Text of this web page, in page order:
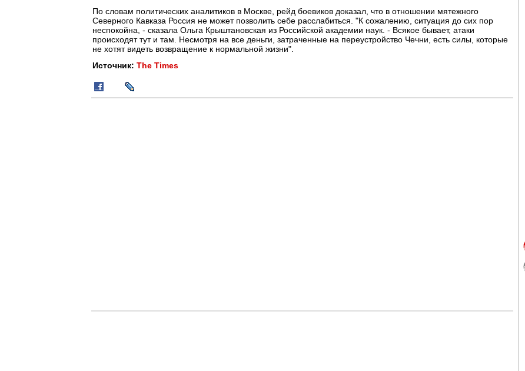
По словам политических аналитиков в Москве, рейд боевиков доказал, что в отношении мятежного
Северного Кавказа Россия не может позволить себе расслабиться. "К сожалению, ситуация до сих пор
неспокойна, - сказала Ольга Крыштановская из Российской академии наук. - Всякое бывает, атаки
происходят тут и там. Несмотря на все деньги, затраченные на переустройство Чечни, есть силы, которые
не хотят видеть возвращение к нормальной жизни".
Источник: The Times